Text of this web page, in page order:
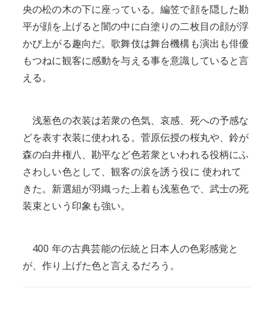
央の松の木の下に座っている。編笠で顔を隠した勘
平が顔を上げると闇の中に白塗りの二枚目の顔が浮
かび上がる趣向だ。歌舞伎は舞台機構も演出も俳優
もつねに観客に感動を与える事を意識していると言
える。
浅葱色の衣装は若衆の色気、哀感、死への予感な
どを表す衣装に使われる。菅原伝授の桜丸や、鈴が
森の白井権八、勘平など色若衆といわれる役柄にふ
さわしい色として、観客の涙を誘う役に 使われて
きた。新選組が羽織った上着も浅葱色で、武士の死
装束という印象も強い。
400 年の古典芸能の伝統と日本人の色彩感覚と
が、作り上げた色と言えるだろう。